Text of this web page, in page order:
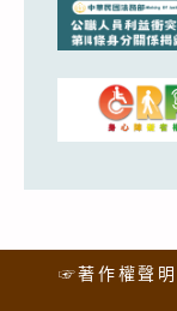
☞著作權聲明